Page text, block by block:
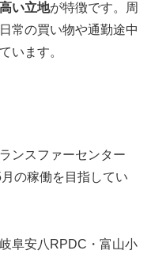
い立地が特徴です。周
常の買い物や通勤途中
います。
ンスファーセンター
の稼働を目指してい
阜安八RPDC・富山小